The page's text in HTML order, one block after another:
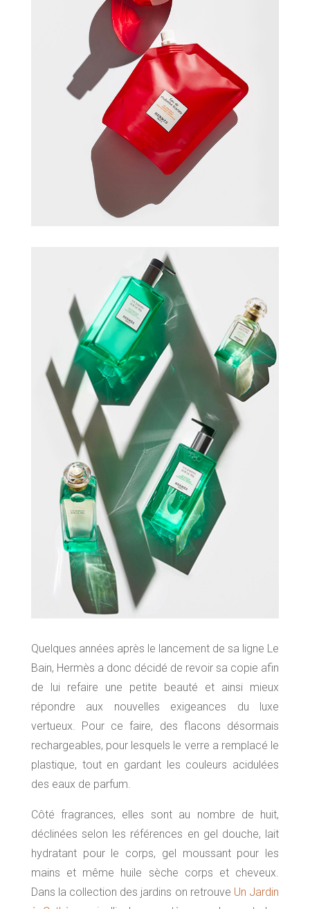
Quelques années après le lancement de sa ligne Le
Bain, Hermès a donc décidé de revoir sa copie afin
de lui refaire une petite beauté et ainsi mieux
répondre aux nouvelles exigeances du luxe
vertueux. Pour ce faire, des flacons désormais
rechargeables, pour lesquels le verre a remplacé le
plastique, tout en gardant les couleurs acidulées
des eaux de parfum.
Côté fragrances, elles sont au nombre de huit,
déclinées selon les références en gel douche, lait
hydratant pour le corps, gel moussant pour les
mains et même huile sèche corps et cheveux.
Dans la collection des jardins on retrouve Un Jardin